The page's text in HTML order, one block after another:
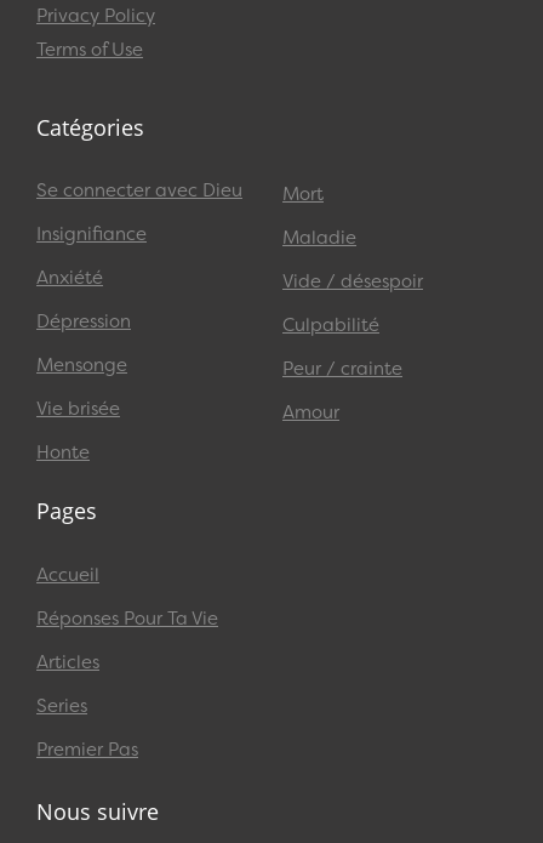
Privacy Policy
Terms of Use
Catégories
Se connecter avec Dieu
Insignifiance
Anxiété
Dépression
Mensonge
Vie brisée
Honte
Mort
Maladie
Vide / désespoir
Culpabilité
Peur / crainte
Amour
Pages
Accueil
Réponses Pour Ta Vie
Articles
Series
Premier Pas
Nous suivre